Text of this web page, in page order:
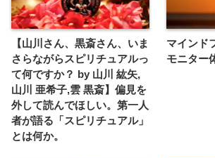
【山川さん、黒斎さん、いま
さらながらスピリチュアルっ
て何ですか？ by 山川 紘矢,
山川 亜希子,雲 黒斎】偏見を
外して読んでほしい。第一人
者が語る「スピリチュアル」
とは何か。
マインド
モニター